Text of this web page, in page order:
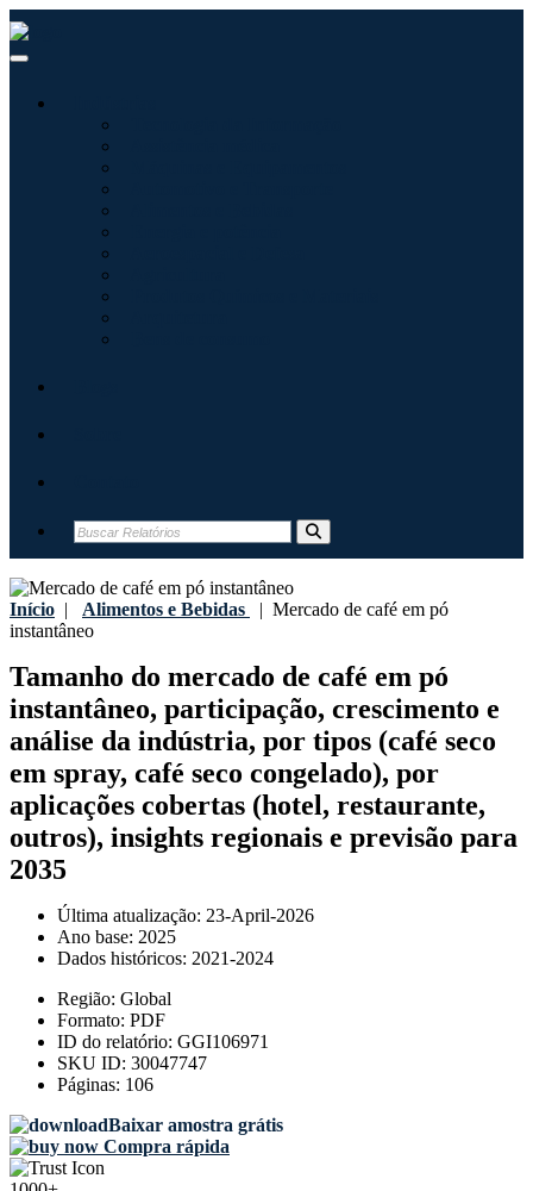
Início | Alimentos e Bebidas | Mercado de café em pó
instantâneo
Tamanho do mercado de café em pó
instantâneo, participação, crescimento e
análise da indústria, por tipos (café seco
em spray, café seco congelado), por
aplicações cobertas (hotel, restaurante,
outros), insights regionais e previsão para
2035
Última atualização: 23-April-2026
Ano base: 2025
Dados históricos: 2021-2024
Região: Global
Formato: PDF
ID do relatório: GGI106971
SKU ID: 30047747
Páginas: 106
Baixar amostra grátis
Compra rápida